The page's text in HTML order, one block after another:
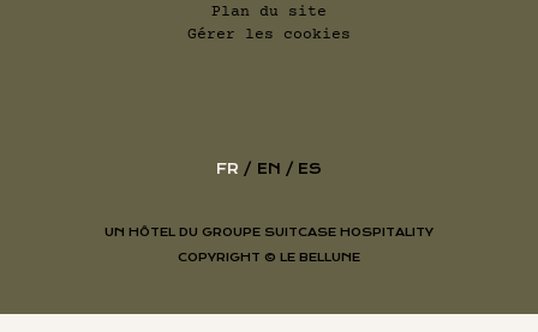
Plan du site
Gérer les cookies
FR EN ES
UN HÔTEL DU GROUPE SUITCASE HOSPITALITY
COPYRIGHT © LE BELLUNE